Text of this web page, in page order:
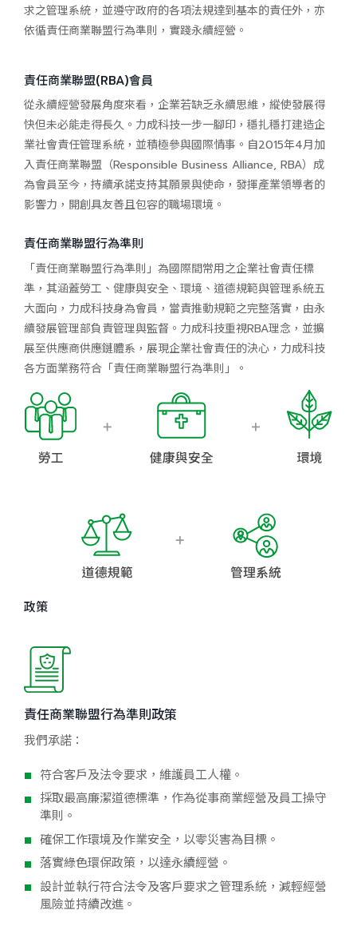
求之管理系統，並遵守政府的各項法規達到基本的責任外，亦
依循責任商業聯盟行為準則，實踐永續經營。
責任商業聯盟(RBA)會員
從永續經營發展角度來看，企業若缺乏永續思維，縱使發展得
快但未必能走得長久。力成科技一步一腳印，穩扎穩打建造企
業社會責任管理系統，並積極參與國際情事。自2015年4月加
入責任商業聯盟（Responsible Business Alliance, RBA）成
為會員至今，持續承諾支持其願景與使命，發揮產業領導者的
影響力，開創具友善且包容的職場環境。
責任商業聯盟行為準則
「責任商業聯盟行為準則」為國際間常用之企業社會責任標
準，其涵蓋勞工、健康與安全、環境、道德規範與管理系統五
大面向，力成科技身為會員，當責推動規範之完整落實，由永
續發展管理部負責管理與監督。力成科技重視RBA理念，並擴
展至供應商供應鏈體系，展現企業社會責任的決心，力成科技
各方面業務符合「責任商業聯盟行為準則」。
政策
責任商業聯盟行為準則政策
我們承諾：
符合客戶及法令要求，維護員工人權。
採取最高廉潔道德標準，作為從事商業經營及員工操守
準則。
確保工作環境及作業安全，以零災害為目標。
落實綠色環保政策，以達永續經營。
設計並執行符合法令及客戶要求之管理系統，減輕經營
風險並持續改進。